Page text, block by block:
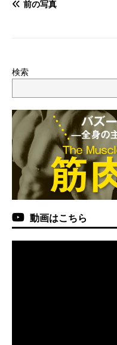
前の写真
検索
動画はこちら